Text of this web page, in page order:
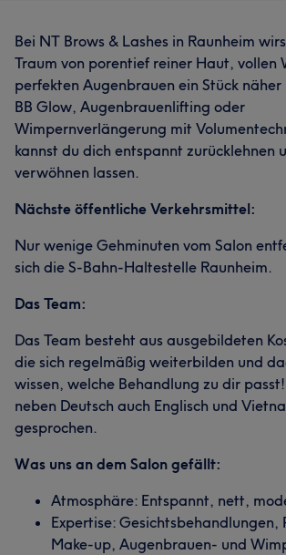
Bei NT Brows & Lashes in Raunheim
Traum von porentief reiner Haut, vollen
perfekten Augenbrauen ein Stück näher
BB Glow, Augenbrauenlifting oder
Wimpernverlängerung mit
kannst du dich entspannt zurücklehnen
verwöhnen lassen.
Nächste öffentliche Verkehrsmittel:
Nur wenige Gehminuten vom Salon
sich die S-Bahn-Haltestelle Raunheim.
Das Team:
Das Team besteht aus ausgebildeten
die sich regelmäßig weiterbilden und
wissen, welche Behandlung zu dir
neben Deutsch auch Englisch und
gesprochen.
Was uns an dem Salon gefällt:
Atmosphäre: Entspannt, nett,
Expertise: Gesichtsbehandlungen,
Make-up, Augenbrauen- und